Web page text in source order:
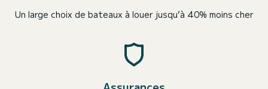
Un large choix de bateaux à louer jusqu’à 40% moins cher